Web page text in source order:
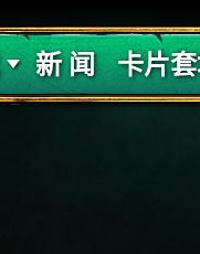
新 闻 卡片
力量的